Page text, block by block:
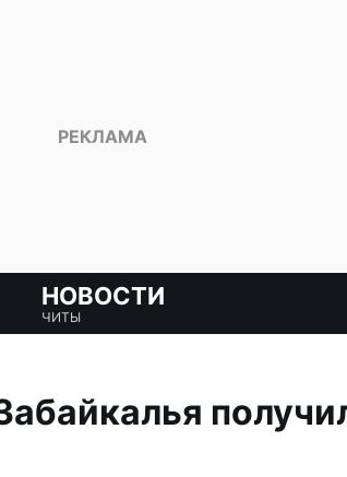
НОВОСТИ
ЧИТЫ